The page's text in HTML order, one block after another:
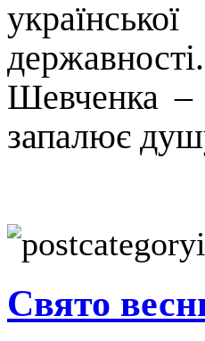
Шевченка –
запалює
Свято